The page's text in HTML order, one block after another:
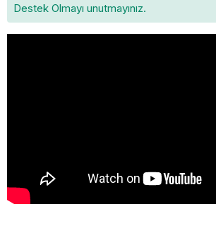
Destek Olmayı unutmayınız.